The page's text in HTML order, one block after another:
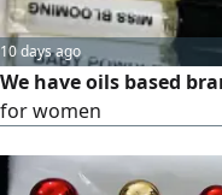
10 days ago
We have oils based
for women